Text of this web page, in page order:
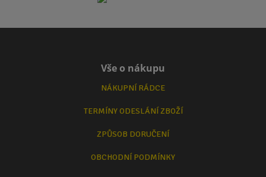
Vše o nákupu
NÁKUPNÍ RÁDCE
TERMÍNY ODESLÁNÍ ZBOŽÍ
ZPŮSOB DORUČENÍ
OBCHODNÍ PODMÍNKY